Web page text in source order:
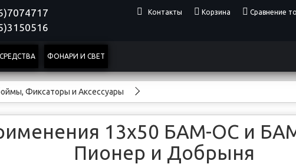
Сравнение
Корзина
Контакты
ФОНАРИ И СВЕТ
Фиксаторы и Аксессуары
13х50 БАМ-ОС и
Пионер и Добрыня